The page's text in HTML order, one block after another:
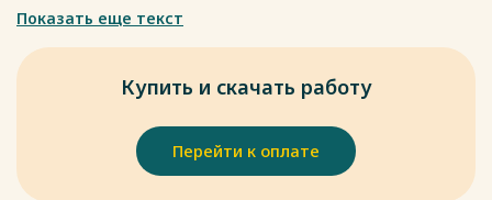
3. Федеральный закон от 06.12.2011 № 402-ФЗ «О
бухгалтерском учете» (ред. от 28.11.2018) // Собрание
законодательства РФ, 12.12.2011, № 50, ст. 7344
4. Комментарий к Гражданскому кодексу Российской
ИНФРА-М, 2016. URL: http://www.lawmix.ru/commlaw/1863.
II Научная и учебно-методическая литература
Показать еще текст
Купить и скачать работу
Перейти к оплате